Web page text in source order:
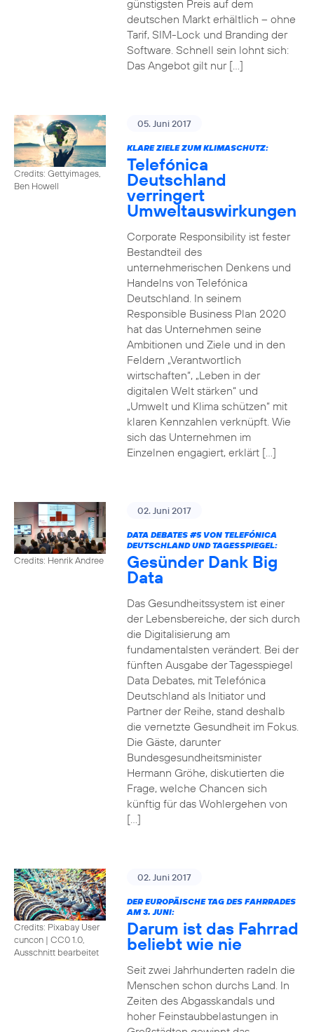
günstigsten Preis auf dem
deutschen Markt erhältlich – ohne
Tarif, SIM-Lock und Branding der
Software. Schnell sein lohnt sich:
Das Angebot gilt nur […]
Credits: Gettyimages,
Ben Howell
05. Juni 2017
KLARE ZIELE ZUM KLIMASCHUTZ:
Telefónica
Deutschland
verringert
Umweltauswirkungen
Corporate Responsibility ist fester
Bestandteil des
unternehmerischen Denkens und
Handelns von Telefónica
Deutschland. In seinem
Responsible Business Plan 2020
hat das Unternehmen seine
Ambitionen und Ziele und in den
Feldern „Verantwortlich
wirtschaften“, „Leben in der
digitalen Welt stärken“ und
„Umwelt und Klima schützen“ mit
klaren Kennzahlen verknüpft. Wie
sich das Unternehmen im
Einzelnen engagiert, erklärt […]
Credits: Henrik Andree
02. Juni 2017
DATA DEBATES #5VON TELEFÓNICA
DEUTSCHLAND UND TAGESSPIEGEL:
Gesünder Dank Big
Data
Das Gesundheitssystem ist einer
der Lebensbereiche, der sich durch
die Digitalisierung am
fundamentalsten verändert. Bei der
fünften Ausgabe der Tagesspiegel
Data Debates, mit Telefónica
Deutschland als Initiator und
Partner der Reihe, stand deshalb
die vernetzte Gesundheit im Fokus.
Die Gäste, darunter
Bundesgesundheitsminister
Hermann Gröhe, diskutierten die
Frage, welche Chancen sich
künftig für das Wohlergehen von
[…]
Credits: Pixabay User
cuncon | CC0 1.0,
Ausschnitt bearbeitet
02. Juni 2017
DER EUROPÄISCHE TAG DES FAHRRADES
AM 3. JUNI:
Darum ist das Fahrrad
beliebt wie nie
Seit zwei Jahrhunderten radeln die
Menschen schon durchs Land. In
Zeiten des Abgasskandals und
hoher Feinstaubbelastungen in